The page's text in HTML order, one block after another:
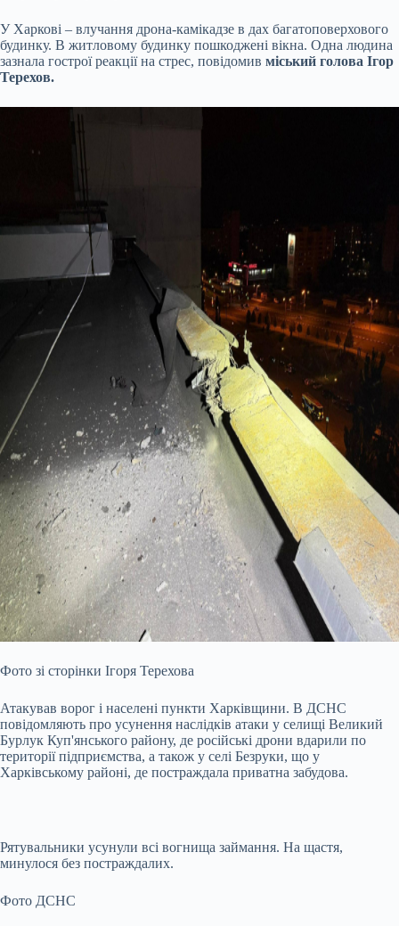
У Харкові – влучання дрона-камікадзе в дах багатоповерхового
будинку. В житловому будинку пошкоджені вікна. Одна людина
зазнала гострої реакції на стрес, повідомив міський голова Ігор
Терехов.
Фото зі сторінки Ігоря Терехова
Атакував ворог і населені пункти Харківщини. В ДСНС
повідомляють про усунення наслідків атаки у селищі Великий
Бурлук Куп'янського району, де російські дрони вдарили по
території підприємства, а також у селі Безруки, що у
Харківському районі, де постраждала приватна забудова.
Рятувальники усунули всі вогнища займання. На щастя,
минулося без постраждалих.
Фото ДСНС